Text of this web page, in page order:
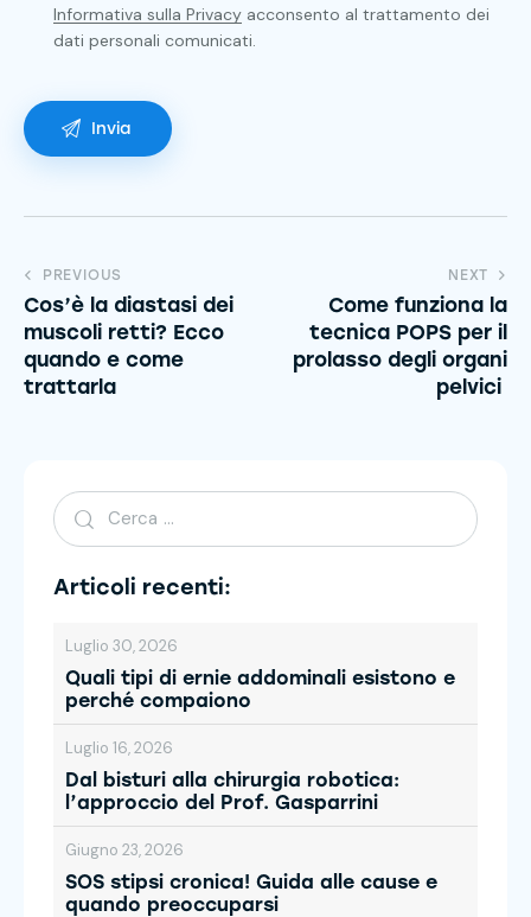
Informativa sulla Privacy acconsento al trattamento dei
dati personali comunicati.
PREVIOUS
Cos’è la diastasi dei
muscoli retti? Ecco
quando e come
trattarla
NEXT
Come funziona la
tecnica POPS per il
prolasso degli organi
pelvici
Articoli recenti:
Luglio 30, 2026
Quali tipi di ernie addominali esistono e
perché compaiono
Luglio 16, 2026
Dal bisturi alla chirurgia robotica:
l’approccio del Prof. Gasparrini
Giugno 23, 2026
SOS stipsi cronica! Guida alle cause e
quando preoccuparsi